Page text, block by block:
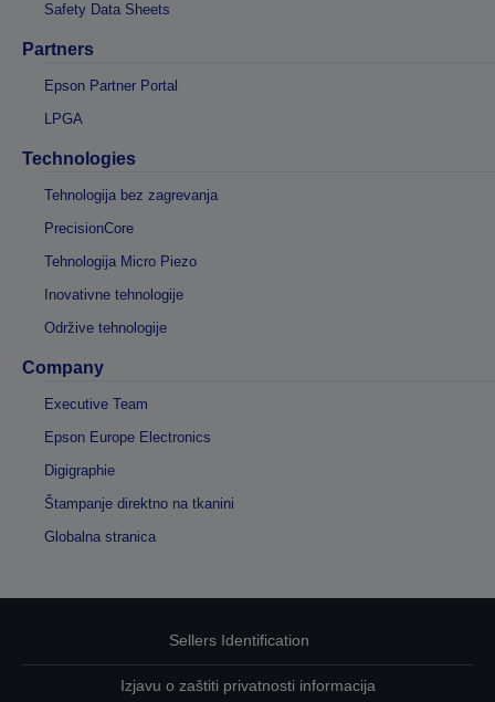
Safety Data Sheets
Partners
Epson Partner Portal
LPGA
Technologies
Tehnologija bez zagrevanja
PrecisionCore
Tehnologija Micro Piezo
Inovativne tehnologije
Održive tehnologije
Company
Executive Team
Epson Europe Electronics
Digigraphie
Štampanje direktno na tkanini
Globalna stranica
Sellers Identification
Izjavu o zaštiti privatnosti informacija